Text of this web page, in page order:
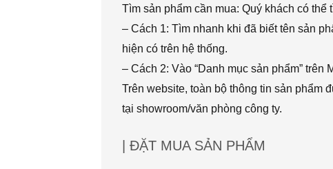
Tìm sản phẩm cần mua: Quý khách có thể
– Cách 1: Tìm nhanh khi đã biết tên sản
hiện có trên hệ thống.
– Cách 2: Vào “Danh mục sản phẩm”
Trên website, toàn bộ thông tin sản phẩm
tại showroom/văn phòng công ty.
| ĐẶT MUA SẢN PHẨM